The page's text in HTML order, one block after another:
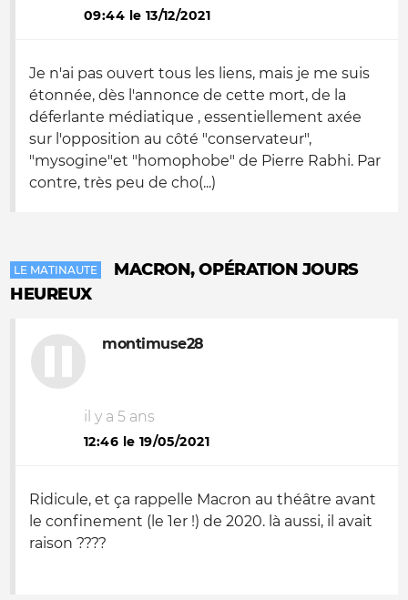
09:44 le 13/12/2021
Je n'ai pas ouvert tous les liens, mais je me suis
étonnée, dès l'annonce de cette mort, de la
déferlante médiatique , essentiellement axée
sur l'opposition au côté "conservateur",
"mysogine"et "homophobe" de Pierre Rabhi. Par
contre, très peu de cho(...)
LE MATINAUTE
MACRON, OPÉRATION JOURS
HEUREUX
montimuse28
il y a 5 ans
12:46 le 19/05/2021
Ridicule, et ça rappelle Macron au théâtre avant
le confinement (le 1er !) de 2020. là aussi, il avait
raison ????